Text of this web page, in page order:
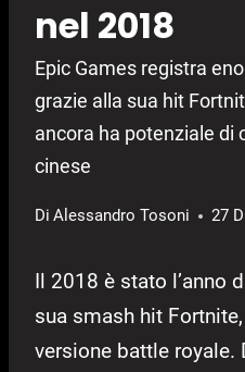
nel 2018
Epic Games registra
grazie alla sua hit
ancora ha potenziale di
cinese
Di Alessandro Tosoni 27
Il 2018 è stato l’anno
sua smash hit
versione battle royale.